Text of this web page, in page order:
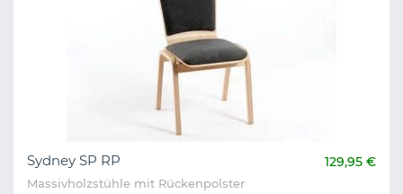
Sydney SP RP 129,95 €
Massivholzstühle mit Rückenpolster